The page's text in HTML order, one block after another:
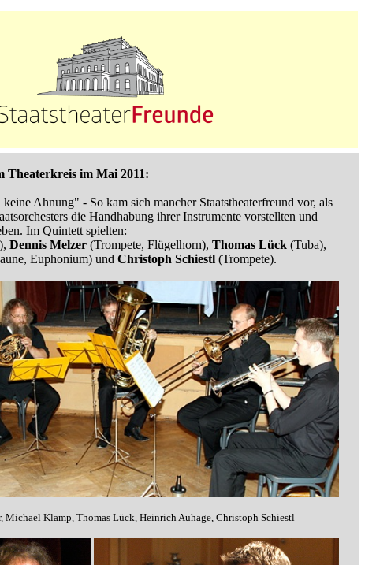
Theaterkreis im Mai 2011:
Ahnung" - So kam sich mancher Staatstheaterfreund vor, als
die Handhabung ihrer Instrumente vorstellten und
Im Quintett spielten:
Dennis Melzer(Trompete, Flügelhorn), Thomas Lück(Tuba),
Euphonium) und Christoph Schiestl(Trompete).
Michael Klamp, Thomas Lück, Heinrich Auhage, Christoph Schiestl